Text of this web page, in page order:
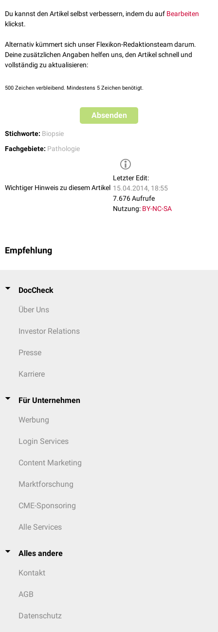
variieren.
Du kannst den Artikel selbst verbessern, indem du auf Bearbeiten
klickst.
Alternativ kümmert sich unser Flexikon-Redaktionsteam darum.
Deine zusätzlichen Angaben helfen uns, den Artikel schnell und
vollständig zu aktualisieren:
500 Zeichen verbleibend. Mindestens 5 Zeichen benötigt.
Absenden
Stichworte: Biopsie
Fachgebiete: Pathologie
Wichtiger Hinweis zu diesem Artikel
Letzter Edit:
15.04.2014, 18:55
7.676 Aufrufe
Nutzung: BY-NC-SA
Empfehlung
DocCheck
Über Uns
Investor Relations
Presse
Karriere
Für Unternehmen
Werbung
Login Services
Content Marketing
Marktforschung
CME-Sponsoring
Alle Services
Alles andere
Kontakt
AGB
Datenschutz